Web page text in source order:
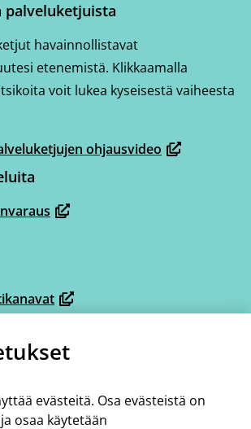
palveluketjuista
havainnollistavat
etenemistä. Klikkaamalla
voit lukea kyseisestä vaiheesta
ohjausvideo
evästeitä. Osa evästeistä on
osaa käytetään